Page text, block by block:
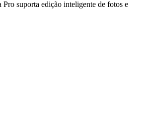
suporta edição inteligente de fotos e